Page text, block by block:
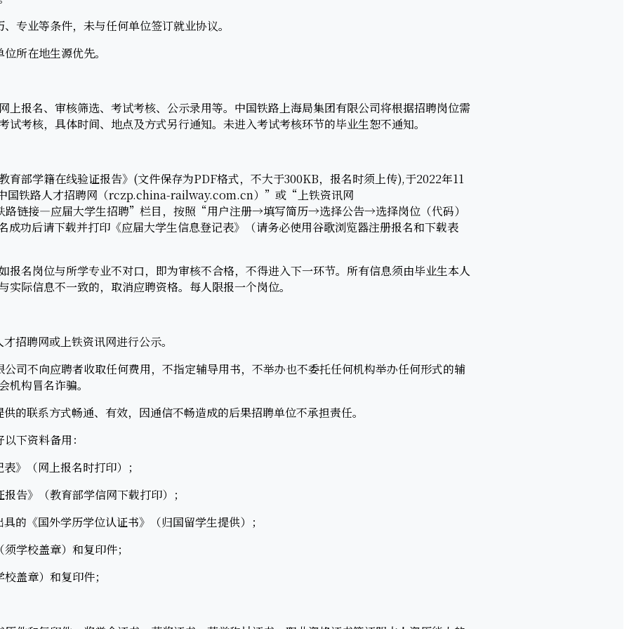
业等条件，未与任何单位签订就业协议。
在地生源优先。
名、审核筛选、考试考核、公示录用等。中国铁路上海局集团有限公司将根据招聘岗位需
试考核，具体时间、地点及方式另行通知。未进入考试考核环节的毕业生恕不通知。
学籍在线验证报告》(文件保存为PDF格式，不大于300KB，报名时须上传),于2022年11
国铁路人才招聘网（rczp.china-railway.com.cn）”或“上铁资讯网
链接—应届大学生招聘”栏目，按照“用户注册→填写简历→选择公告→选择岗位（代码）
功后请下载并打印《应届大学生信息登记表》（请务必使用谷歌浏览器注册报名和下载表
岗位与所学专业不对口，即为审核不合格，不得进入下一环节。所有信息须由毕业生本人
实际信息不一致的，取消应聘资格。每人限报一个岗位。
聘网或上铁资讯网进行公示。
不向应聘者收取任何费用，不指定辅导用书，不举办也不委托任何机构举办任何形式的辅
机构冒名诈骗。
联系方式畅通、有效，因通信不畅造成的后果招聘单位不承担责任。
资料备用：
（网上报名时打印）；
》（教育部学信网下载打印）；
《国外学历学位认证书》（归国留学生提供）；
校盖章）和复印件；
章）和复印件；